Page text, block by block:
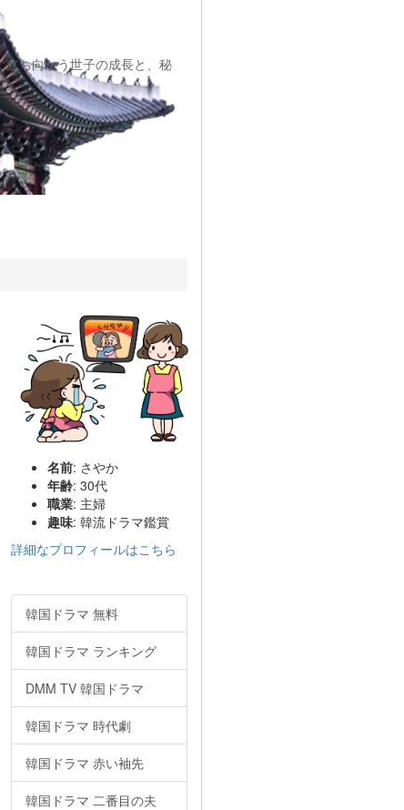
ち向かう世子の成長と、秘
名前: さやか
年齢: 30代
職業: 主婦
趣味: 韓流ドラマ鑑賞
詳細なプロフィールはこちら
韓国ドラマ 無料
韓国ドラマ ランキング
DMM TV 韓国ドラマ
韓国ドラマ 時代劇
韓国ドラマ 赤い袖先
韓国ドラマ 二番目の夫